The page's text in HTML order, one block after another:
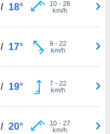
/ 18° 10- 28
km/h
/ 17° 9- 22
km/h
/ 19° 7- 22
km/h
/ 20° 10- 27
km/h